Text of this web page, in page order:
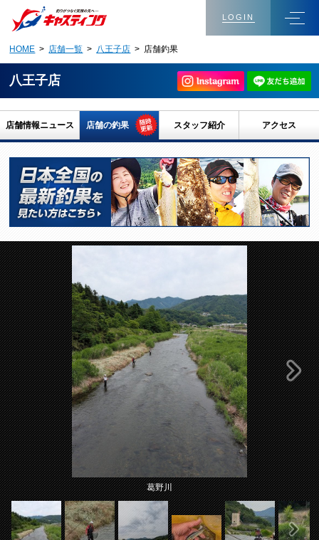
LOGIN
HOME > 店舗一覧 > 八王子店 > 店舗釣果
八王子店
店舗情報ニュース 店舗の釣果 スタッフ紹介 アクセス
葛野川